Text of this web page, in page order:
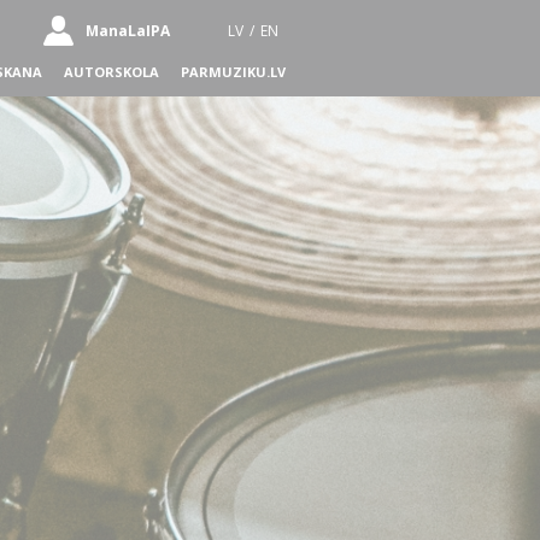
ManaLaIPA LV / EN
AUTORSKOLA PARMUZIKU.LV